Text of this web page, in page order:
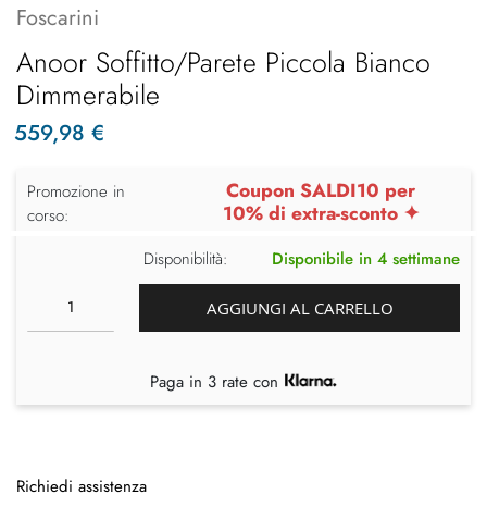
Foscarini
Anoor Soffitto/Parete Piccola Bianco
Dimmerabile
559,98 €
Promozione in
corso:
Coupon SALDI10 per
10% di extra-sconto ✦
Disponibilità: Disponibile in 4 settimane
AGGIUNGI AL CARRELLO
Paga in 3 rate con
Richiedi assistenza